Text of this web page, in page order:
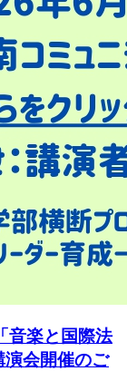
音楽と国際法
演会開催のご